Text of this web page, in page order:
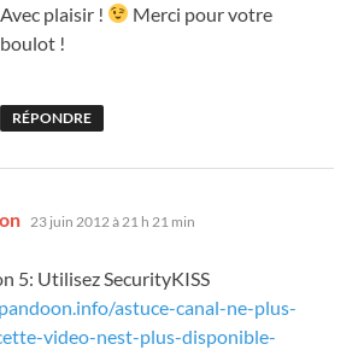
Avec plaisir !
Merci pour votre
boulot !
RÉPONDRE
dit :
23 juin 2012 à 21 h 21 min
5: Utilisez SecurityKISS
astuce-canal-ne-plus-
video-nest-plus-disponible-